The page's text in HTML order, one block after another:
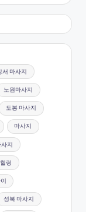
서 마사지
노원마사지
도봉 마사지
마사지
지
링
성북 마사지